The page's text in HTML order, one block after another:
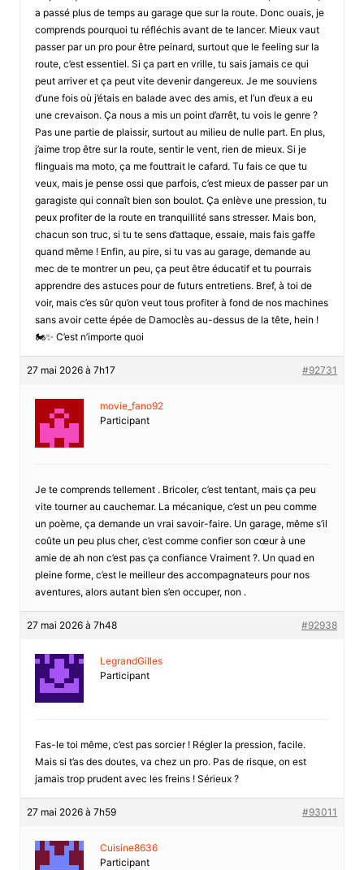
a passé plus de temps au garage que sur la route. Donc ouais, je
comprends pourquoi tu réfléchis avant de te lancer. Mieux vaut
passer par un pro pour être peinard, surtout que le feeling sur la
route, c’est essentiel. Si ça part en vrille, tu sais jamais ce qui
peut arriver et ça peut vite devenir dangereux. Je me souviens
d’une fois où j’étais en balade avec des amis, et l’un d’eux a eu
une crevaison. Ça nous a mis un point d’arrêt, tu vois le genre ?
Pas une partie de plaissir, surtout au milieu de nulle part. En plus,
j’aime trop être sur la route, sentir le vent, rien de mieux. Si je
flinguais ma moto, ça me fouttrait le cafard. Tu fais ce que tu
veux, mais je pense ossi que parfois, c’est mieux de passer par un
garagiste qui connaît bien son boulot. Ça enlève une pression, tu
peux profiter de la route en tranquillité sans stresser. Mais bon,
chacun son truc, si tu te sens d’attaque, essaie, mais fais gaffe
quand même ! Enfin, au pire, si tu vas au garage, demande au
mec de te montrer un peu, ça peut être éducatif et tu pourrais
apprendre des astuces pour de futurs entretiens. Bref, à toi de
voir, mais c’es sûr qu’on veut tous profiter à fond de nos machines
sans avoir cette épée de Damoclès au-dessus de la tête, hein !
🏍️✨ C’est n’importe quoi
27 mai 2026 à 7h17 #92731
movie_fano92
Participant
Je te comprends tellement . Bricoler, c’est tentant, mais ça peu
vite tourner au cauchemar. La mécanique, c’est un peu comme
un poème, ça demande un vrai savoir-faire. Un garage, même s’il
coûte un peu plus cher, c’est comme confier son cœur à une
amie de ah non c’est pas ça confiance Vraiment ?. Un quad en
pleine forme, c’est le meilleur des accompagnateurs pour nos
aventures, alors autant bien s’en occuper, non .
27 mai 2026 à 7h48 #92938
LegrandGilles
Participant
Fas-le toi même, c’est pas sorcier ! Régler la pression, facile.
Mais si t’as des doutes, va chez un pro. Pas de risque, on est
jamais trop prudent avec les freins ! Sérieux ?
27 mai 2026 à 7h59 #93011
Cuisine8636
Participant